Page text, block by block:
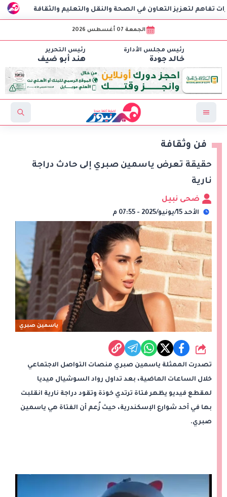
AIG توقع اتفاقية مع CSCEC الصينية لبدء تنفيذ مشروع AI Tower بالعاصمة الإدارية الجديدة التعاون في الصحة والنقل والتعليم والثقافة
الجمعة 07 أغسطس 2026
رئيس مجلس الأدارة
خالد جودة
رئيس التحرير
هند أبو ضيف
فن وثقافة
حقيقة تعرض ياسمين صبري إلى حادث دراجة
نارية
ضحى نبيل
الأحد 15/يونيو/2025 - 07:55 م
ياسمين صبري
شارك
تصدرت الممثلة ياسمين صبري منصات التواصل الاجتماعي
خلال الساعات الماضية، بعد تداول رواد السوشيال ميديا
لمقطع فيديو يظهر فتاة ترتدي خوذة وتقود دراجة نارية انقلبت
بها في أحد شوارع الإسكندرية، حيث زُعم أن الفتاة هي ياسمين
صبري.